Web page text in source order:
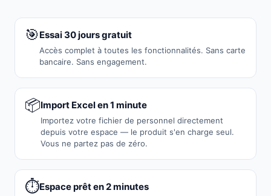
🎯 Essai 30 jours gratuit
Accès complet à toutes les fonctionnalités. Sans carte
bancaire. Sans engagement.
📦Import Excel en 1 minute
Importez votre fichier de personnel directement
depuis votre espace — le produit s'en charge seul.
Vous ne partez pas de zéro.
⏱️Espace prêt en 2 minutes